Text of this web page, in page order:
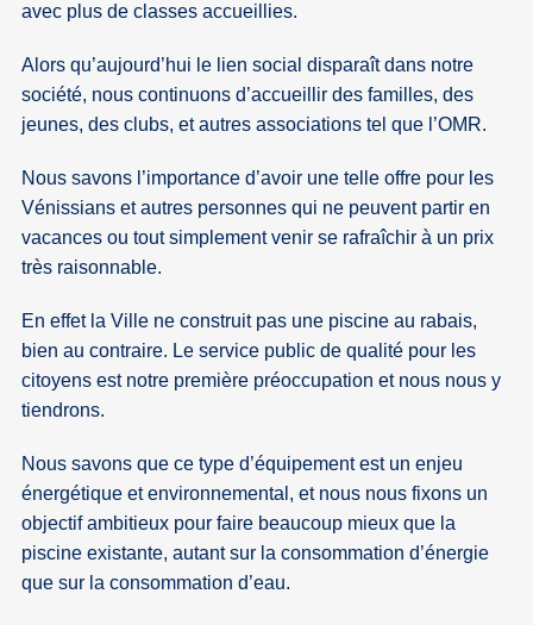
avec plus de classes accueillies.
Alors qu’aujourd’hui le lien social disparaît dans notre
société, nous continuons d’accueillir des familles, des
jeunes, des clubs, et autres associations tel que l’OMR.
Nous savons l’importance d’avoir une telle offre pour les
Vénissians et autres personnes qui ne peuvent partir en
vacances ou tout simplement venir se rafraîchir à un prix
très raisonnable.
En effet la Ville ne construit pas une piscine au rabais,
bien au contraire. Le service public de qualité pour les
citoyens est notre première préoccupation et nous nous y
tiendrons.
Nous savons que ce type d’équipement est un enjeu
énergétique et environnemental, et nous nous fixons un
objectif ambitieux pour faire beaucoup mieux que la
piscine existante, autant sur la consommation d’énergie
que sur la consommation d’eau.